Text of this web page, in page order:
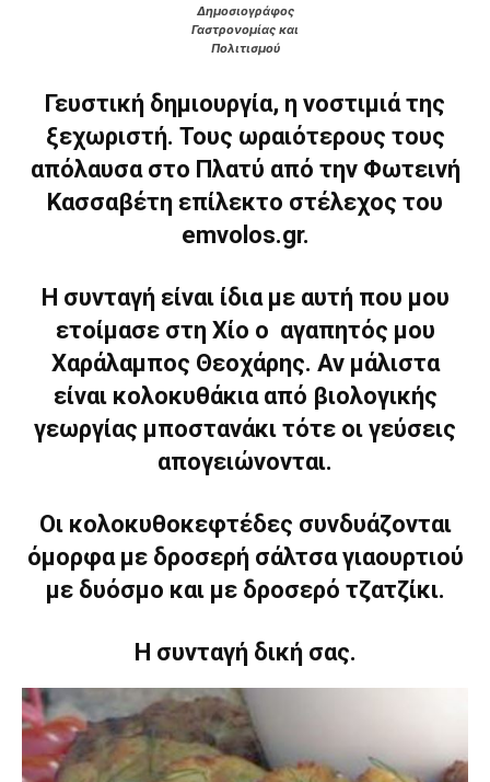
Δημοσιογράφος
Γαστρονομίας και
Πολιτισμού
Γευστική δημιουργία, η νοστιμιά της
ξεχωριστή. Τους ωραιότερους τους
απόλαυσα στο Πλατύ από την Φωτεινή
Κασσαβέτη επίλεκτο στέλεχος του
emvolos.gr.
H συνταγή είναι ίδια με αυτή που μου
ετοίμασε στη Χίο ο αγαπητός μου
Χαράλαμπος Θεοχάρης. Αν μάλιστα
είναι κολοκυθάκια από βιολογικής
γεωργίας μποστανάκι τότε οι γεύσεις
απογειώνονται.
Οι κολοκυθοκεφτέδες συνδυάζονται
όμορφα με δροσερή σάλτσα γιαουρτιού
με δυόσμο και με δροσερό τζατζίκι.
Η συνταγή δική σας.